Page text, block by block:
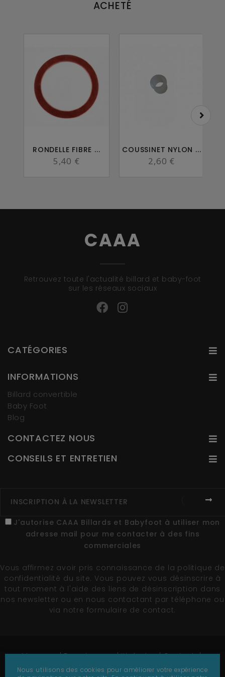
Nous utilisons des cookies pour améliorer votre expérience
ACHETÉ
RONDELLE FIBRE ...
5,40 €
COUSSINET NYLON ...
2,60 €
CAAA
Retrouvez toute l'actualité billard et baby-foot
sur les réseaux sociaux
CATÉGORIES
INFORMATIONS
Billard convertible
Baby Foot
Blog
CONTACTEZ NOUS
CONSEILS ET ENTRETIEN
J'autorise CAAA Billards et Babyfoot à utiliser mon
adresse mail pour me contacter à des fins
commerciales
Vous affirmez avoir pris connaissance de la politique de
confidentialité du site. Vous pouvez vous désinscrire à
tout moment à l'aide des liens de désinscription dans
nos newsletter ou en nous contactant par téléphone ou
via notre formulaire de contact.
Marques Fournisseurs Itinéraire
Contact
Plan du site